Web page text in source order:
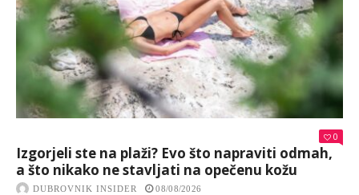
0
Izgorjeli ste na plaži? Evo što napraviti odmah,
a što nikako ne stavljati na opečenu kožu
DUBROVNIK INSIDER 08/08/2026